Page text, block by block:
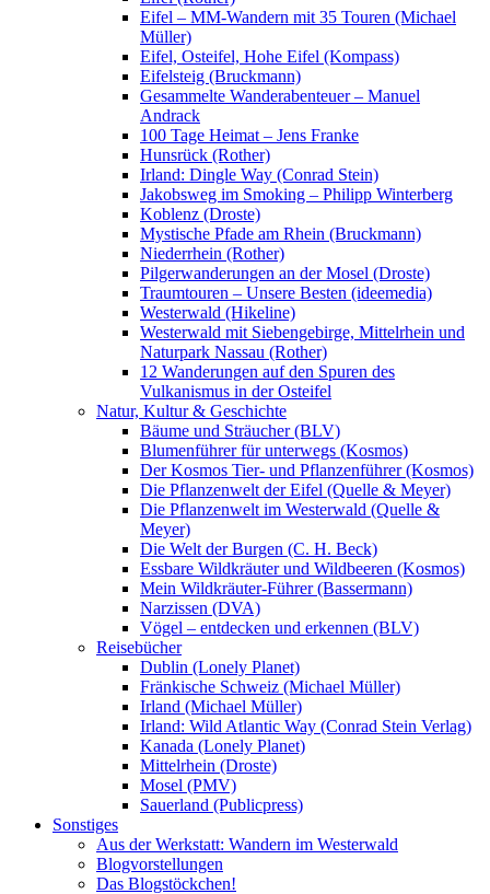
Eifel – MM-Wandern mit 35 Touren (Michael
Müller)
Eifel, Osteifel, Hohe Eifel (Kompass)
Eifelsteig (Bruckmann)
Gesammelte Wanderabenteuer – Manuel
Andrack
100 Tage Heimat – Jens Franke
Hunsrück (Rother)
Irland: Dingle Way (Conrad Stein)
Jakobsweg im Smoking – Philipp Winterberg
Koblenz (Droste)
Mystische Pfade am Rhein (Bruckmann)
Niederrhein (Rother)
Pilgerwanderungen an der Mosel (Droste)
Traumtouren – Unsere Besten (ideemedia)
Westerwald (Hikeline)
Westerwald mit Siebengebirge, Mittelrhein und
Naturpark Nassau (Rother)
12 Wanderungen auf den Spuren des
Vulkanismus in der Osteifel
Natur, Kultur & Geschichte
Bäume und Sträucher (BLV)
Blumenführer für unterwegs (Kosmos)
Der Kosmos Tier- und Pflanzenführer (Kosmos)
Die Pflanzenwelt der Eifel (Quelle & Meyer)
Die Pflanzenwelt im Westerwald (Quelle &
Meyer)
Die Welt der Burgen (C. H. Beck)
Essbare Wildkräuter und Wildbeeren (Kosmos)
Mein Wildkräuter-Führer (Bassermann)
Narzissen (DVA)
Vögel – entdecken und erkennen (BLV)
Reisebücher
Dublin (Lonely Planet)
Fränkische Schweiz (Michael Müller)
Irland (Michael Müller)
Irland: Wild Atlantic Way (Conrad Stein Verlag)
Kanada (Lonely Planet)
Mittelrhein (Droste)
Mosel (PMV)
Sauerland (Publicpress)
Sonstiges
Aus der Werkstatt: Wandern im Westerwald
Blogvorstellungen
Das Blogstöckchen!